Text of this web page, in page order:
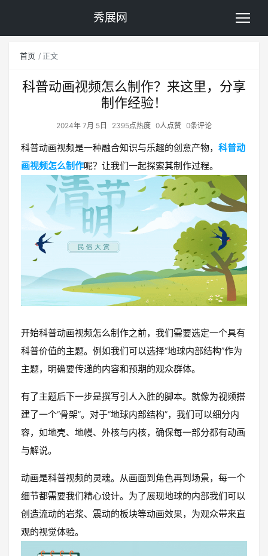
秀展网
首页 正文
科普动画视频怎么制作？来这里，分享
制作经验！
2024年 7月 5日 2395点热度 0人点赞 0条评论
科普动画视频是一种融合知识与乐趣的创意产物， 科普动
画视频怎么制作呢？让我们一起探索其制作过程。
开始科普动画视频怎么制作之前，我们需要选定一个具有
科普价值的主题。例如我们可以选择“地球内部结构”作为
主题，明确要传递的内容和预期的观众群体。
有了主题后下一步是撰写引人入胜的脚本。就像为视频搭
建了一个“骨架”。对于“地球内部结构”，我们可以细分内
容，如地壳、地幔、外核与内核，确保每一部分都有动画
与解说。
动画是科普视频的灵魂。从画面到角色再到场景，每一个
细节都需要我们精心设计。为了展现地球的内部我们可以
创造流动的岩浆、震动的板块等动画效果，为观众带来直
观的视觉体验。